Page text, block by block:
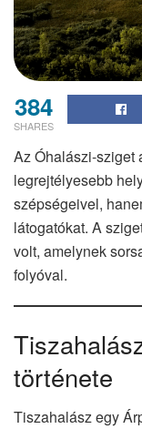
384
SHARES
Az Óhalászi-sziget
legrejtélyesebb
szépségeivel,
látogatókat. A
volt, amelynek
folyóval.
története
Tiszahalász egy